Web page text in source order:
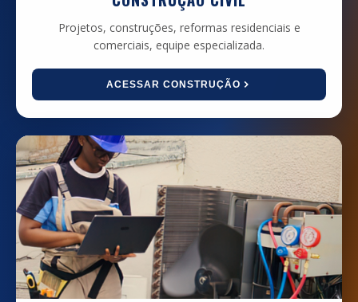
Projetos, construções, reformas residenciais e
comerciais, equipe especializada.
ACESSAR CONSTRUÇÃO